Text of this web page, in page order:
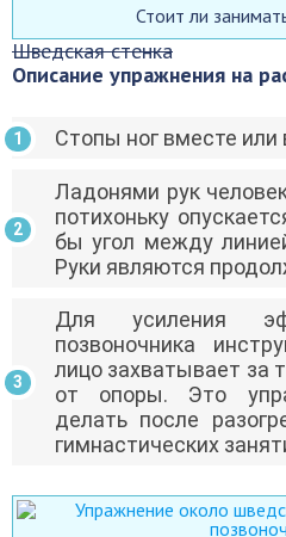
Стоит ли
Шведская стенка
Описание упражнения на
Стопы ног вместе или
Ладонями рук
потихоньку
бы угол между
Руки являются
Для усиления
позвоночника
лицо захватывает за
от опоры. Это
делать после
гимнастических